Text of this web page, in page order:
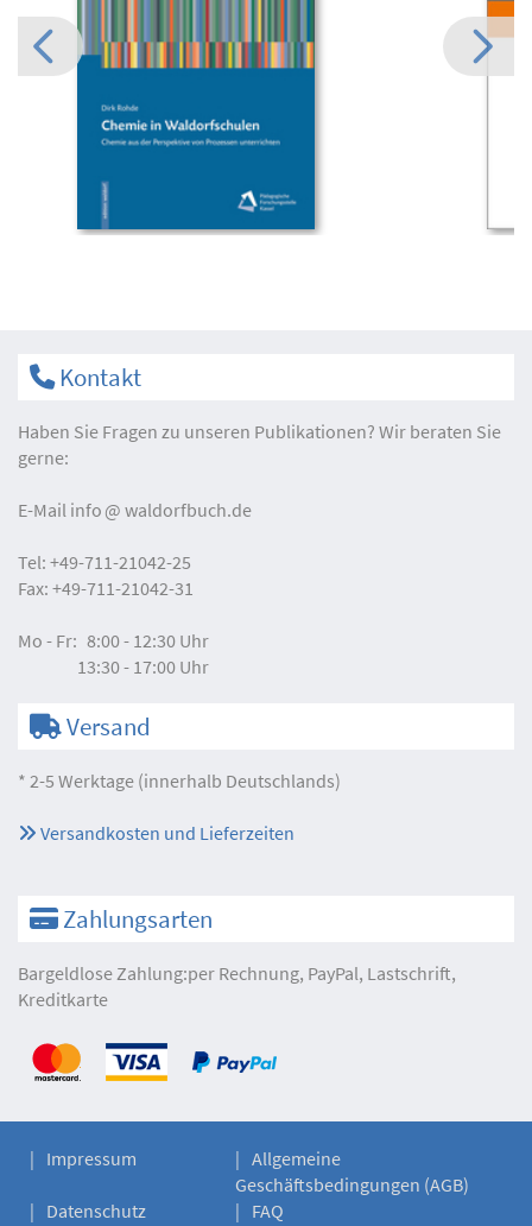
Kontakt
Haben Sie Fragen zu unseren Publikationen? Wir beraten Sie
gerne:
E-Mail info waldorfbuch.de
Tel: +49-711-21042-25
Fax: +49-711-21042-31
Mo - Fr: 8:00 - 12:30 Uhr
13:30 - 17:00 Uhr
Versand
* 2-5 Werktage (innerhalb Deutschlands)
Versandkosten und Lieferzeiten
Zahlungsarten
Bargeldlose Zahlung:per Rechnung, PayPal, Lastschrift,
Kreditkarte
Impressum
Allgemeine
Geschäftsbedingungen (AGB)
Datenschutz
FAQ